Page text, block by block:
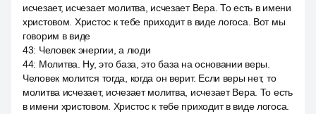
исчезает, исчезает молитва, исчезает Вера. То есть в имени
христовом. Христос к тебе приходит в виде логоса. Вот мы
говорим в виде
43: Человек энергии, а люди
44: Молитва. Ну, это база, это база на основании веры.
Человек молится тогда, когда он верит. Если веры нет, то
молитва исчезает, исчезает молитва, исчезает Вера. То есть
в имени христовом. Христос к тебе приходит в виде логоса.